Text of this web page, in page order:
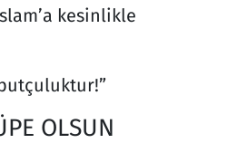
kesinlikle
OLSUN